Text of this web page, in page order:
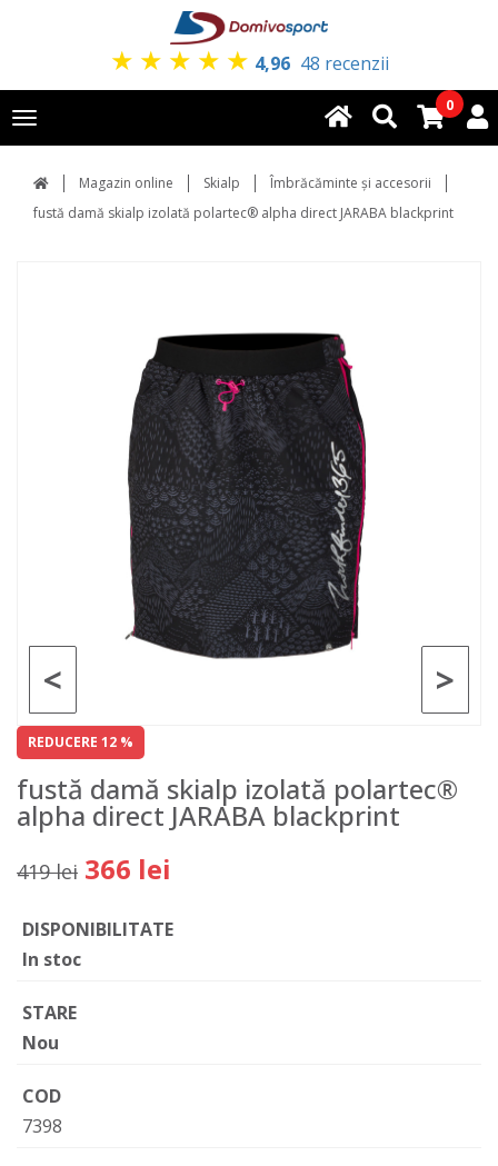
★ ★ ★ ★ ★ 4,96 48 recenzii
Toggle
navigation
0
Magazin online Skialp
Îmbrăcăminte și accesorii
fustă damă skialp izolată polartec® alpha direct JARABA blackprint
>
<
REDUCERE 12 %
fustă damă skialp izolată polartec®
alpha direct JARABA blackprint
419 lei 366 lei
DISPONIBILITATE
In stoc
STARE
Nou
COD
7398